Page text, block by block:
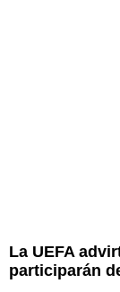
La UEFA
participarán